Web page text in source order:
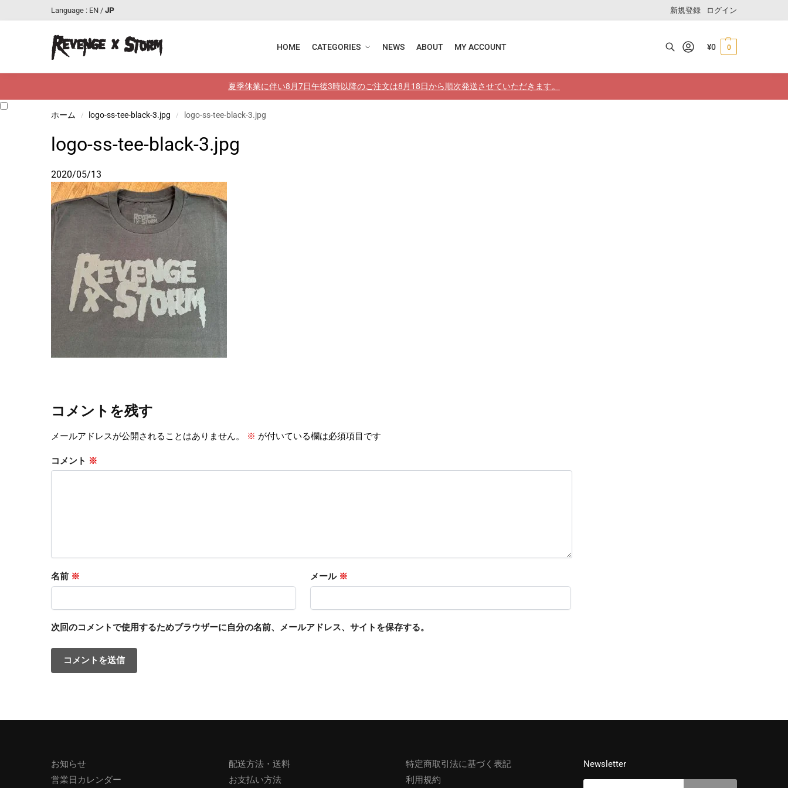
Language : EN / JP 新規登録 ログイン
HOME CATEGORIES NEWS ABOUT MY ACCOUNT
最近追加された商品
¥0 0
夏季休業に伴い8月7日午後3時以降のご注文は8月18日から順次発送させていただきます。
ホーム / logo-ss-tee-black-3.jpg / logo-ss-tee-black-3.jpg
logo-ss-tee-black-3.jpg
2020/05/13
コメントを残す
メールアドレスが公開されることはありません。 ※ が付いている欄は必須項目です
コメント ※
名前 ※ メール ※
次回のコメントで使用するためブラウザーに自分の名前、メールアドレス、サイトを保存する。
お知らせ
営業日カレンダー
配送方法・送料
お支払い方法
特定商取引法に基づく表記
利用規約
Newsletter